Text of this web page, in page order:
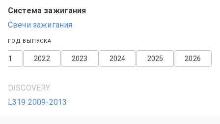
Система зажигания
Свечи зажигания
ГОД ВЫПУСКА
2026
2025
2024
2023
2022
DISCOVERY
L319 2009-2013